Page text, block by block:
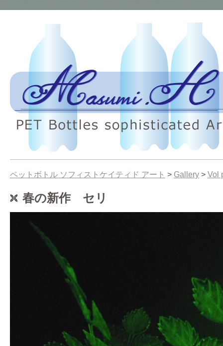
ペットボトル ソフィストケイティド アート > Gallery > Vol
春の新作 セリ